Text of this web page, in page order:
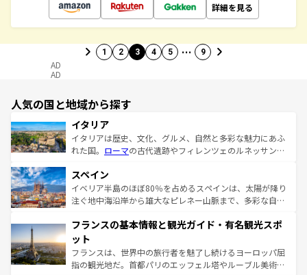
詳細を見る
1 2 3 4 5 … 9
AD
AD
人気の国と地域から探す
イタリア
イタリアは歴史、文化、グルメ、自然と多彩な魅力にあふ
れた国。 ローマの古代遺跡やフィレンツェのルネッサンス
ろん、トスカーナの美しい田園風景やアマルフィ海岸の絶
景など、自然景観も見逃せない。観光の合間には、本場の
ピザやパスタなど、絶品のイタリア料理を堪能することも
ませてくれるイタリアで、忘れられない旅をしてみよう！
なお、新着のイタリア情報は
しい。
スペイン
イベリア半島のほぼ80％を占めるスペインは、太陽が降り
注ぐ地中海沿岸から雄大なピレネー山脈まで、多彩な自然
文化が根付くこの国では、情熱的なフラメンコ、熱気あふ
れる闘牛、そして美味しいタパスが生活の一部となってい
る。首都マドリードの洗練された雰囲気や、バルセロナの
アートに溢れた街角から、地方では古代ローマ遺跡や中世
フランスの基本情報と観光ガイド・有名観光スポ
ット
フランスは、世界中の旅行者を魅了し続けるヨーロッパ屈
指の観光地だ。首都パリのエッフェル塔やルーブル美術館